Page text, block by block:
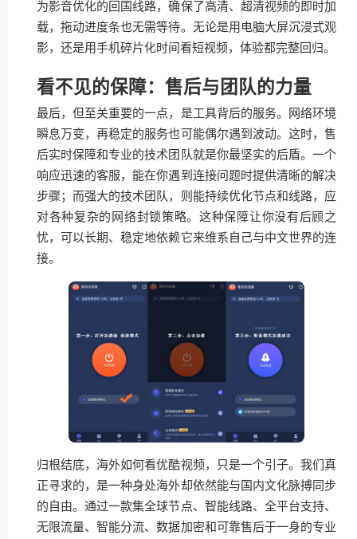
为影音优化的回国线路，确保了高清、超清视频的即时加
载，拖动进度条也无需等待。无论是用电脑大屏沉浸式观
影，还是用手机碎片化时间看短视频，体验都完整回归。
看不见的保障：售后与团队的力量
最后，但至关重要的一点，是工具背后的服务。网络环境
瞬息万变，再稳定的服务也可能偶尔遇到波动。这时，售
后实时保障和专业的技术团队就是你最坚实的后盾。一个
响应迅速的客服，能在你遇到连接问题时提供清晰的解决
步骤；而强大的技术团队，则能持续优化节点和线路，应
对各种复杂的网络封锁策略。这种保障让你没有后顾之
忧，可以长期、稳定地依赖它来维系自己与中文世界的连
接。
归根结底，海外如何看优酷视频，只是一个引子。我们真
正寻求的，是一种身处海外却依然能与国内文化脉搏同步
的自由。通过一款集全球节点、智能线路、全平台支持、
无限流量、智能分流、数据加密和可靠售后于一身的专业